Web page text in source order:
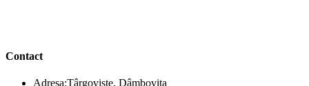
Contact
Adresa:Târgoviște, Dâmbovița